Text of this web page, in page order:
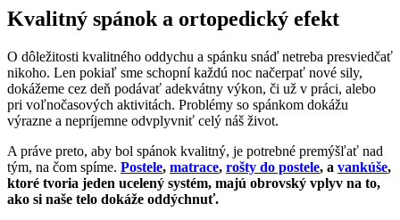
Kvalitný spánok a ortopedický efekt
O dôležitosti kvalitného oddychu a spánku snáď netreba presviedčať
nikoho. Len pokiaľ sme schopní každú noc načerpať nové sily,
dokážeme cez deň podávať adekvátny výkon, či už v práci, alebo
pri voľnočasových aktivitách. Problémy so spánkom dokážu
výrazne a nepríjemne odvplyvniť celý náš život.
A práve preto, aby bol spánok kvalitný, je potrebné premýšľať nad
tým, na čom spíme. Postele, matrace, rošty do postele, a vankúše,
ktoré tvoria jeden ucelený systém, majú obrovský vplyv na to,
ako si naše telo dokáže oddýchnuť.